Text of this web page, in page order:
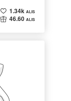
1.34k ALIS
46.60 ALIS